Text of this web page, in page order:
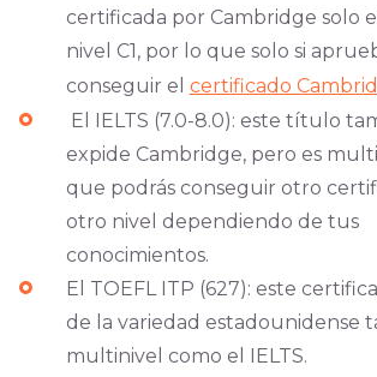
certificada por Cambridge solo
nivel C1, por lo que solo si
conseguir el certificado
El IELTS (7.0-8.0): este título
expide Cambridge, pero es
que podrás conseguir otro
otro nivel dependiendo de tus
conocimientos.
El TOEFL ITP (627): este
de la variedad estadounidense
multinivel como el IELTS.